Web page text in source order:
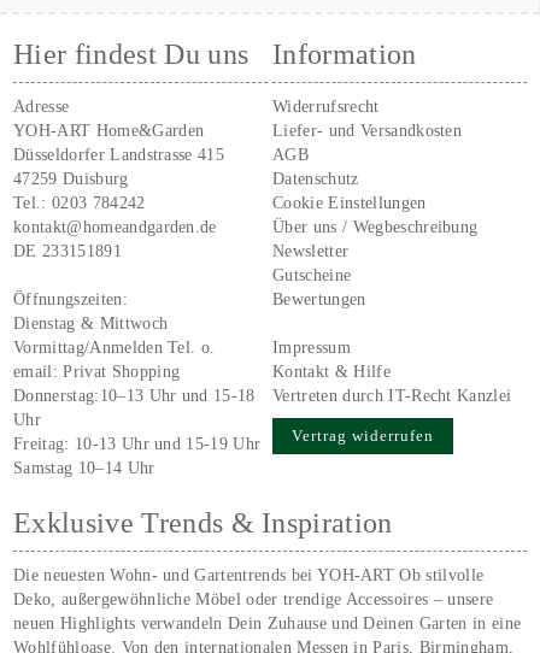
Hier findest Du uns
Adresse
YOH-ART Home&Garden
Düsseldorfer Landstrasse 415
47259 Duisburg
Tel.:0203 784242
kontakt@homeandgarden.de
DE 233151891
Öffnungszeiten:
Dienstag & Mittwoch
Vormittag/Anmelden Tel. o.
email:Privat Shopping
Donnerstag:10–13 Uhr und 15-18
Uhr
Freitag: 10-13 Uhr und 15-19 Uhr
Samstag 10–14 Uhr
Information
Widerrufsrecht
Liefer- und Versandkosten
AGB
Datenschutz
Cookie Einstellungen
Über uns / Wegbeschreibung
Newsletter
Gutscheine
Bewertungen
Impressum
Kontakt & Hilfe
Vertreten durch IT-Recht Kanzlei
Vertrag widerrufen
Exklusive Trends & Inspiration
Die neuesten Wohn- und Gartentrends bei YOH‑ART Ob stilvolle
Deko, außergewöhnliche Möbel oder trendige Accessoires – unsere
neuen Highlights verwandeln Dein Zuhause und Deinen Garten in eine
Wohlfühloase. Von den internationalen Messen in Paris, Birmingham,